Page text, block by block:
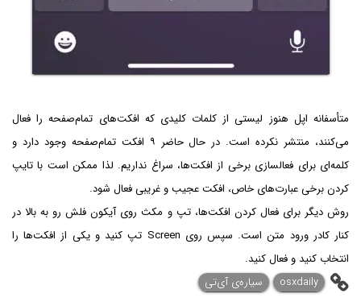
متأسفانه اپل هنوز لیستی از کلمات کلیدی که افکت‌های تمام‌صفحه را فعال
می‌کنند، منتشر نکرده است. در حال حاضر ۹ افکت تمام‌صفحه وجود دارد و
کلمه‌ای برای فعالسازی برخی از افکت‌ها، سراغ نداریم. لذا ممکن است با تایپ
کردن برخی عبارت‌‌های خاص، افکت عجیب و غریبی فعال شود.
روش دیگر برای فعال کردن افکت‌ها، تپ و مکث روی آیکون فلش رو به بالا در
کنار کادر ورود متن است. سپس روی Screen تپ کنید و یکی از افکت‌ها را
انتخاب کنید و فعال کنید.
osxdaily
سیاره‌ی آی‌تی